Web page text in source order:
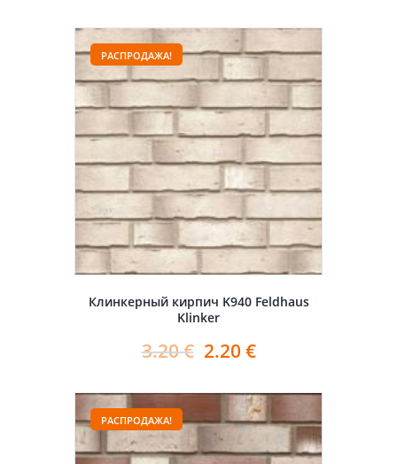
РАСПРОДАЖА!
Клинкерный кирпич K940 Feldhaus
Klinker
3.20€ 2.20 €
РАСПРОДАЖА!